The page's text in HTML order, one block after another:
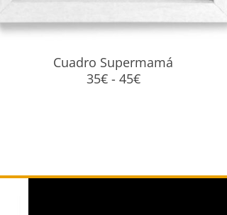
Cuadro Supermamá
35€ - 45€Rango
45€